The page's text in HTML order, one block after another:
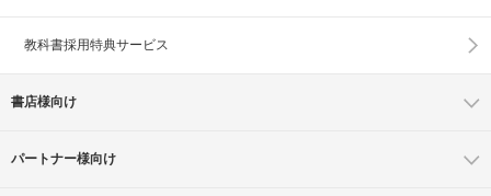
教科書採用特典サービス
書店様向け
パートナー様向け